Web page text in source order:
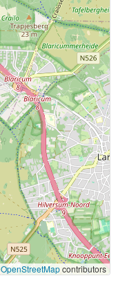
OpenStreetMapcontributors